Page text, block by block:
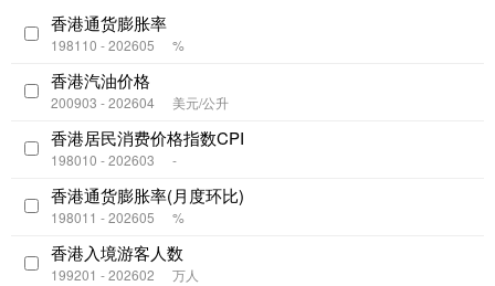
香港通货膨胀率
198110 - 202605 %
香港汽油价格
200903 - 202604 美元/公升
香港居民消费价格指数CPI
198010 - 202603 -
香港通货膨胀率(月度环比)
198011 - 202605 %
香港入境游客人数
199201 - 202602 万人